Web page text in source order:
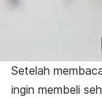
Setelah
ingin membeli